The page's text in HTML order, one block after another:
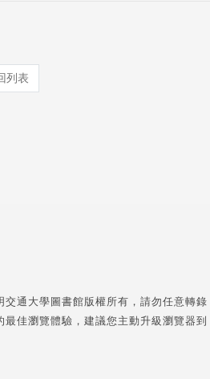
列表
通大學圖書館版權所有，請勿任意轉錄
佳瀏覽體驗，建議您主動升級瀏覽器到